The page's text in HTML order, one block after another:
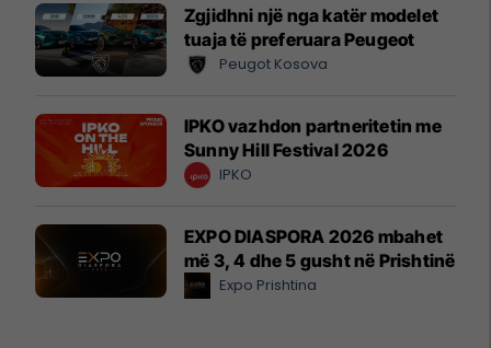
Zgjidhni një nga katër modelet
tuaja të preferuara Peugeot
Peugot Kosova
IPKO vazhdon partneritetin me
Sunny Hill Festival 2026
IPKO
EXPO DIASPORA 2026 mbahet
më 3, 4 dhe 5 gusht në Prishtinë
Expo Prishtina